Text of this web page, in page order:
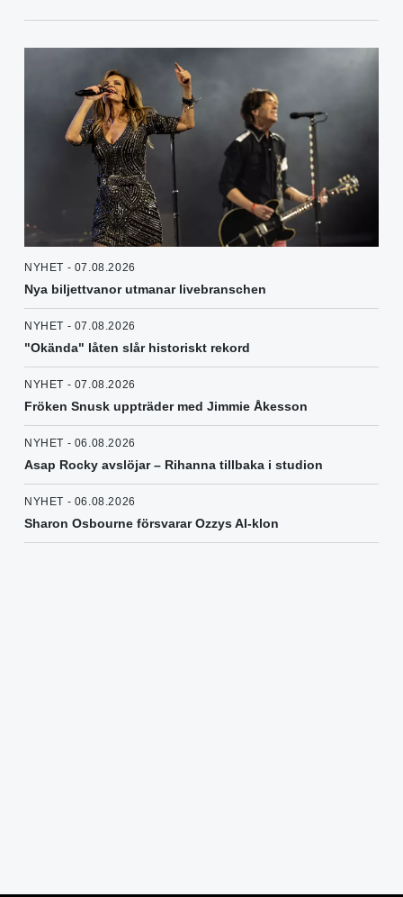
NYHET - 07.08.2026
Nya biljettvanor utmanar livebranschen
NYHET - 07.08.2026
"Okända" låten slår historiskt rekord
NYHET - 07.08.2026
Fröken Snusk uppträder med Jimmie Åkesson
NYHET - 06.08.2026
Asap Rocky avslöjar – Rihanna tillbaka i studion
NYHET - 06.08.2026
Sharon Osbourne försvarar Ozzys AI-klon